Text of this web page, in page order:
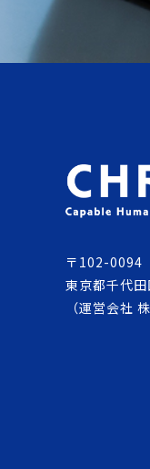
〒102-0094
東京都千代
（運営会社